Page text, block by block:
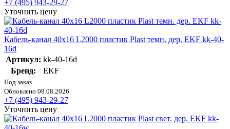
+7 (495) 943-29-27
Уточнить цену
Кабель-канал 40х16 L2000 пластик Plast темн. дер. EKF kk-40-
16d
Артикул: kk-40-16d
Бренд:
EKF
Под заказ
Обновлено 08.08.2026
+7 (495) 943-29-27
Уточнить цену